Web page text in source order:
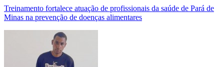
Treinamento fortalece atuação de profissionais da saúde de Pará de
Minas na prevenção de doenças alimentares